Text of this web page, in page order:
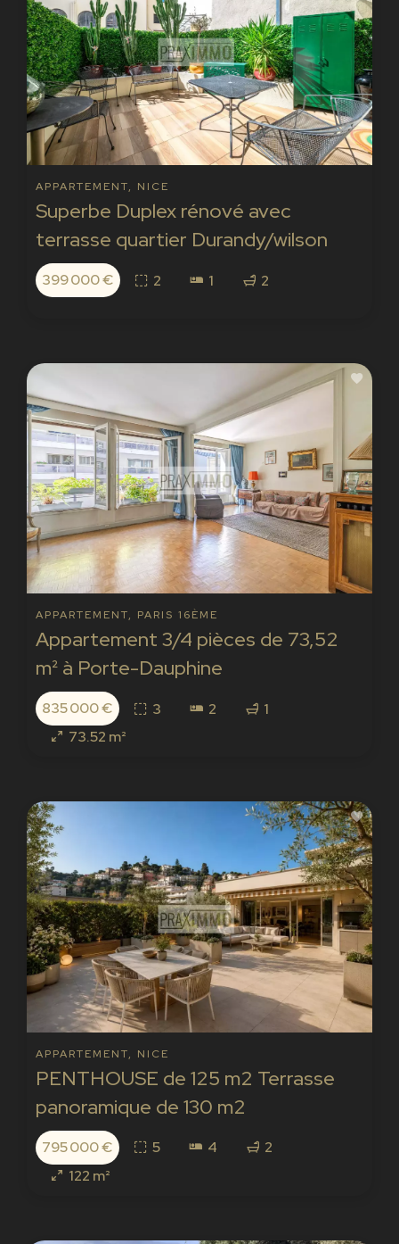
APPARTEMENT, NICE
Superbe Duplex rénové avec
terrasse quartier Durandy/wilson
399 000 € 2 1 2
APPARTEMENT, PARIS 16ÈME
Appartement 3/4 pièces de 73,52
m² à Porte-Dauphine
835 000 € 3 2
1
73.52 m²
APPARTEMENT, NICE
PENTHOUSE de 125 m2 Terrasse
panoramique de 130 m2
795 000 € 5 4
2
122 m²